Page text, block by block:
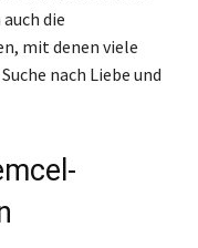
die
mit denen viele
nach Liebe und